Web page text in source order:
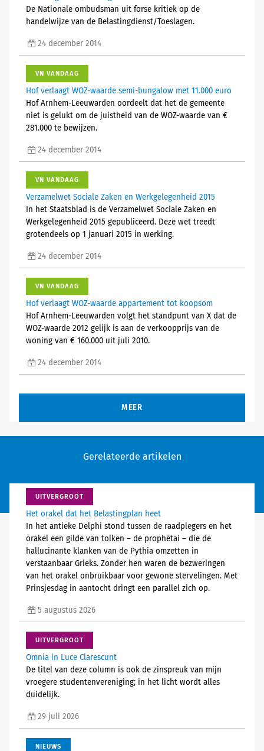
De Nationale ombudsman uit forse kritiek op de
handelwijze van de Belastingdienst/Toeslagen.
24 december 2014
VN VANDAAG
Hof verlaagt WOZ-waarde semi-bungalow met 11.000 euro
Hof Arnhem-Leeuwarden oordeelt dat het de gemeente
niet is gelukt om de juistheid van de WOZ-waarde van €
281.000 te bewijzen.
24 december 2014
VN VANDAAG
Verzamelwet Sociale Zaken en Werkgelegenheid 2015
In het Staatsblad is de Verzamelwet Sociale Zaken en
Werkgelegenheid 2015 gepubliceerd. Deze wet treedt
grotendeels op 1 januari 2015 in werking.
24 december 2014
VN VANDAAG
Hof verlaagt WOZ-waarde appartement tot koopsom
Hof Arnhem-Leeuwarden volgt het standpunt van X dat de
WOZ-waarde 2012 gelijk is aan de verkoopprijs van de
woning van € 160.000 uit juli 2010.
24 december 2014
MEER
Gerelateerde artikelen
UITVERGROOT
Het orakel dat het Belastingplan heet
In het antieke Delphi stond tussen de raadplegers en het
orakel een gilde van tolken – de prophētai – die de
hallucinante klanken van de Pythia omzetten in
verstaanbaar Grieks. Zonder hen waren de bezweringen
van het orakel onbruikbaar voor gewone stervelingen. Met
Prinsjesdag in aantocht dringt een parallel zich op.
5 augustus 2026
UITVERGROOT
Omnia in Luce Clarescunt
De titel van deze column is ook de zinspreuk van mijn
vroegere studentenvereniging; in het licht wordt alles
duidelijk.
29 juli 2026
NIEUWS